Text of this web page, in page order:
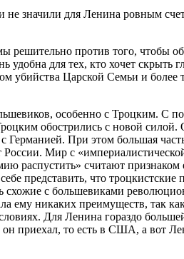
значили для Ленина ровным
против того, чтобы
удобна для тех, кто хочет
убийства Царской Семьи и
особенно с Троцким. С
обострились с новой
Германией. При этом большая
России. Мир с
считают признаком
представить, что
схожие с большевиками
никаких преимуществ, так
Для Ленина гораздо
приехал, то есть в США, а вот